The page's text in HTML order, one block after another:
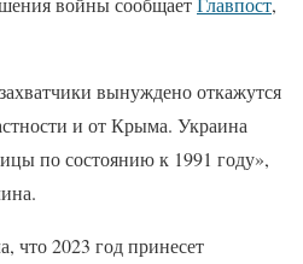
вынуждено откажутся
и от Крыма. Украина
по состоянию к 1991 году»,
что 2023 год принесет